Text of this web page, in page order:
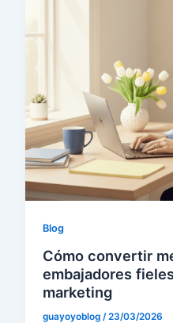
Blog
Cómo convertir
embajadores
marketing
guayoyoblog/23/03/2026